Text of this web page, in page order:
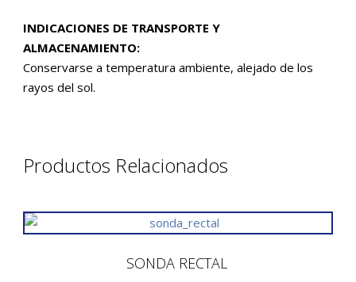
INDICACIONES DE TRANSPORTE Y
ALMACENAMIENTO:
Conservarse a temperatura ambiente, alejado de los
rayos del sol.
Productos Relacionados
SONDA RECTAL